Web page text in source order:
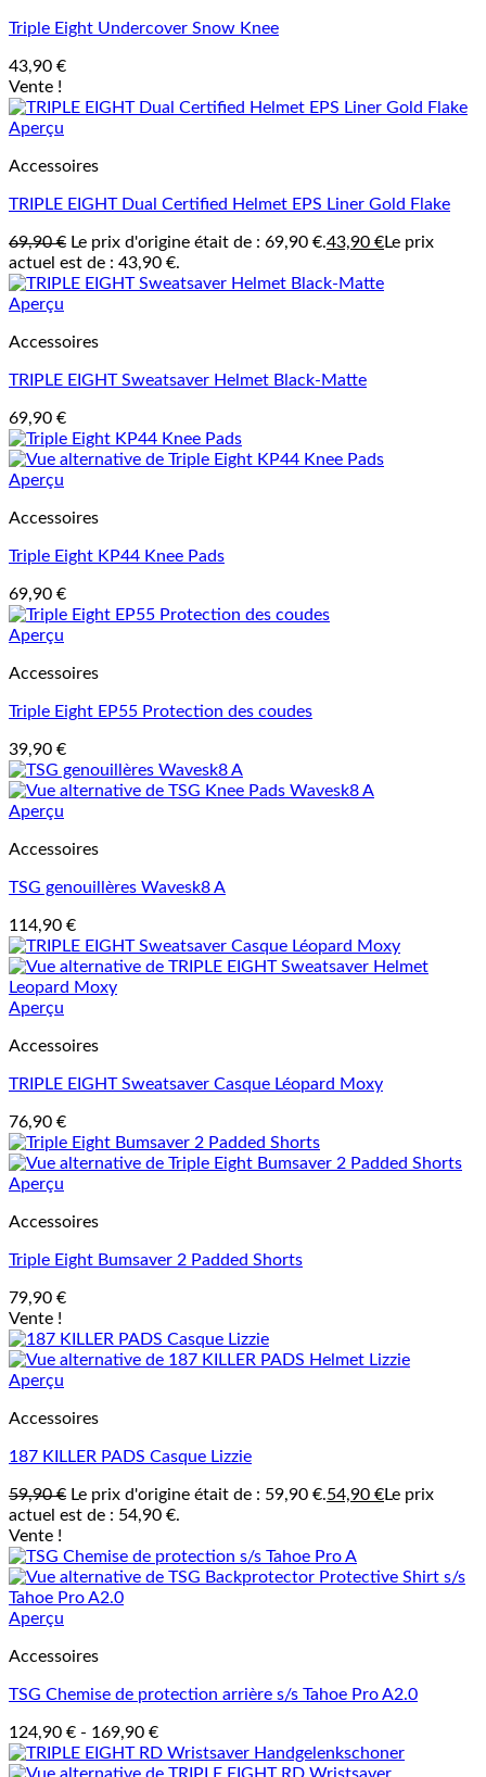
Triple Eight Undercover Snow Knee
43,90 €
Vente !
Aperçu
Accessoires
TRIPLE EIGHT Dual Certified Helmet EPS Liner Gold Flake
69,90€ Le prix d'origine était de : 69,90 €.43,90 €Le prix
actuel est de : 43,90 €.
Aperçu
Accessoires
TRIPLE EIGHT Sweatsaver Helmet Black-Matte
69,90 €
Aperçu
Accessoires
Triple Eight KP44 Knee Pads
69,90 €
Aperçu
Accessoires
Triple Eight EP55 Protection des coudes
39,90 €
Aperçu
Accessoires
TSG genouillères Wavesk8 A
114,90 €
Aperçu
Accessoires
TRIPLE EIGHT Sweatsaver Casque Léopard Moxy
76,90 €
Aperçu
Accessoires
Triple Eight Bumsaver 2 Padded Shorts
79,90 €
Vente !
Aperçu
Accessoires
187 KILLER PADS Casque Lizzie
59,90€ Le prix d'origine était de : 59,90 €.54,90 €Le prix
actuel est de : 54,90 €.
Vente !
Aperçu
Accessoires
TSG Chemise de protection arrière s/s Tahoe Pro A2.0
124,90 € - 169,90 €